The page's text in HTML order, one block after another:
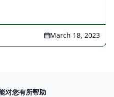
March 18, 2023
对您有所帮助